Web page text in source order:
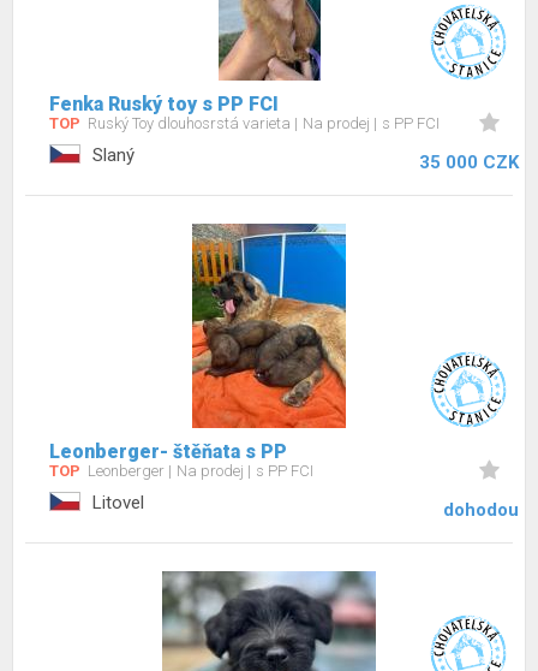
Fenka Ruský toy s PP FCI
TOP Ruský Toy dlouhosrstá varieta Na prodej s PP FCI
Slaný 35 000 CZK
Leonberger- štěňata s PP
TOP Leonberger Na prodej s PP FCI
Litovel dohodou